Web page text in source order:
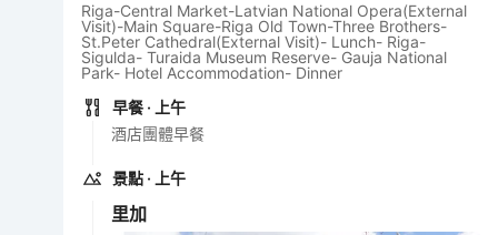
Riga-Central Market-Latvian National Opera(External
Visit)-Main Square-Riga Old Town-Three Brothers-
St.Peter Cathedral(External Visit)- Lunch- Riga-
Sigulda- Turaida Museum Reserve- Gauja National
Park- Hotel Accommodation- Dinner
早餐 · 上午
酒店團體早餐
景點 · 上午
里加